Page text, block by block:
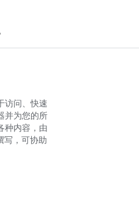
访问、快速
并为您的所
种内容，由
写，可协助